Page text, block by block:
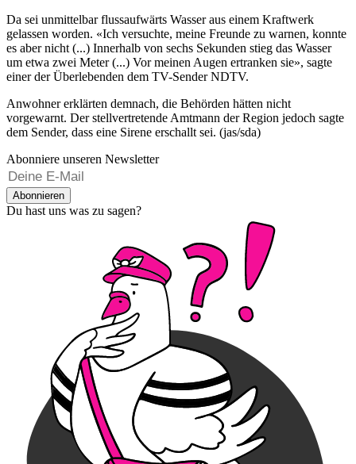
Da sei unmittelbar flussaufwärts Wasser aus einem Kraftwerk
gelassen worden. «Ich versuchte, meine Freunde zu warnen, konnte
es aber nicht (...) Innerhalb von sechs Sekunden stieg das Wasser
um etwa zwei Meter (...) Vor meinen Augen ertranken sie», sagte
einer der Überlebenden dem TV-Sender NDTV.
Anwohner erklärten demnach, die Behörden hätten nicht
vorgewarnt. Der stellvertretende Amtmann der Region jedoch sagte
dem Sender, dass eine Sirene erschallt sei. (jas/sda)
Abonniere unseren Newsletter
Abonnieren
Du hast uns was zu sagen?